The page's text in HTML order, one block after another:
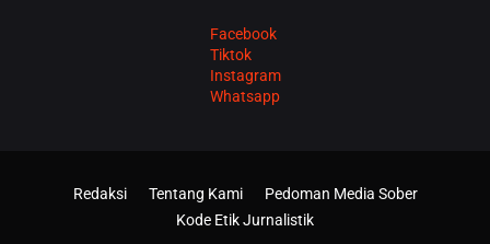
Facebook
Tiktok
Instagram
Whatsapp
Redaksi Tentang Kami
Pedoman Media Sober
Kode Etik Jurnalistik